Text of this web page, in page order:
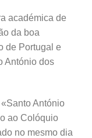
académica de
da boa
de Portugal e
António dos
António
ao Colóquio
no mesmo dia